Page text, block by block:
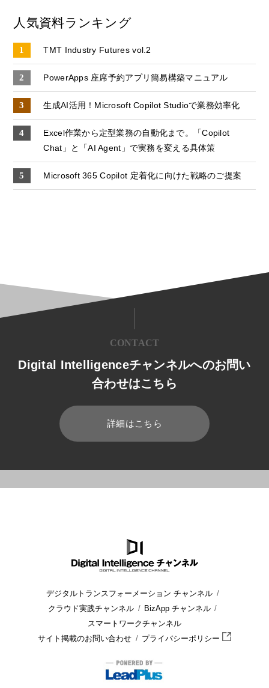
人気資料ランキング
TMT Industry Futures vol.2
PowerApps 座席予約アプリ簡易構築マニュアル
生成AI活用！Microsoft Copilot Studioで業務効率化
Excel作業から定型業務の自動化まで。「Copilot
Chat」と「AI Agent」で実務を変える具体策
Microsoft 365 Copilot 定着化に向けた戦略のご提案
CONTACT
Digital Intelligenceチャンネルへのお問い
合わせはこちら
詳細はこちら
デジタルトランスフォーメーション チャンネル
クラウド実践チャンネル
BizApp チャンネル
スマートワークチャンネル
サイト掲載のお問い合わせ
プライバシーポリシー